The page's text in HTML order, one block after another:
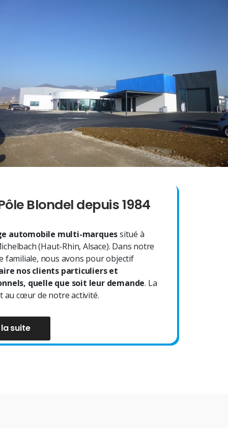
Blondel depuis 1984
automobile multi-marquessitué à
(Haut-Rhin, Alsace). Dans notre
familiale, nous avons pour objectif
nos clients particuliers et
quelle que soit leur demande. La
au cœur de notre activité.
suite